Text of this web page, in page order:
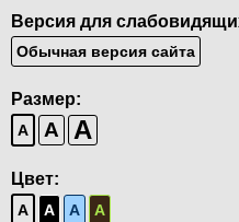
Версия для
Обычная версия сайта
Размер:
A A A
Цвет:
A A A A